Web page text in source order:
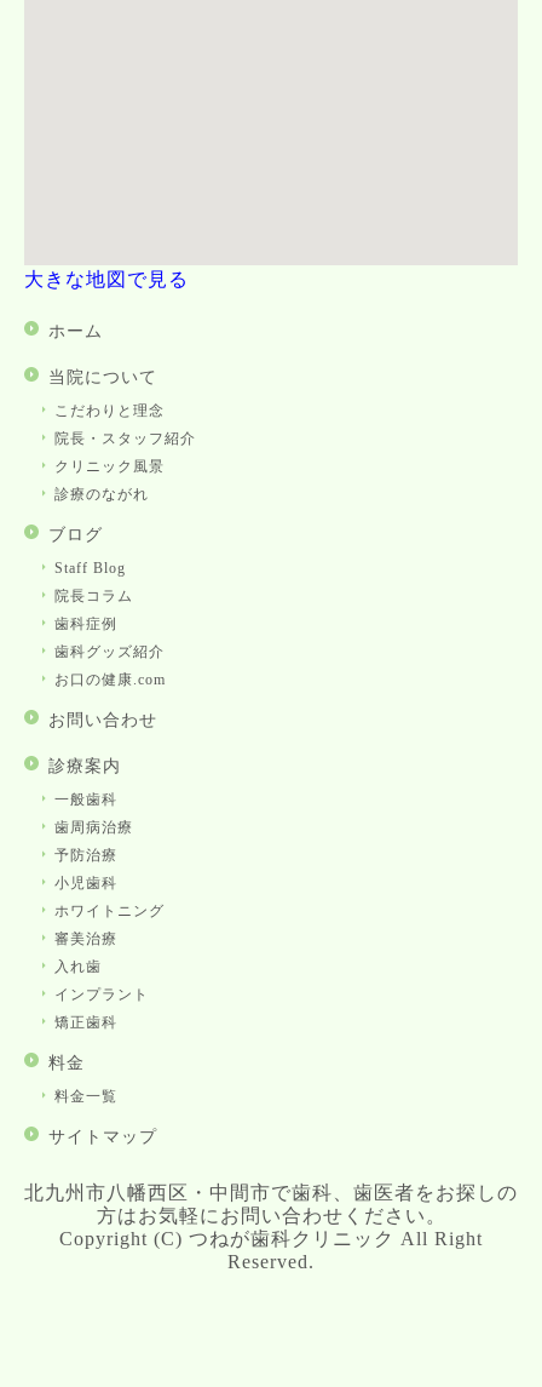
大きな地図で見る
ホーム
当院について
こだわりと理念
院長・スタッフ紹介
クリニック風景
診療のながれ
ブログ
Staff Blog
院長コラム
歯科症例
歯科グッズ紹介
お口の健康.com
お問い合わせ
診療案内
一般歯科
歯周病治療
予防治療
小児歯科
ホワイトニング
審美治療
入れ歯
インプラント
矯正歯科
料金
料金一覧
サイトマップ
北九州市八幡西区・中間市で歯科、歯医者をお探しの
方はお気軽にお問い合わせください。
Copyright (C) つねが歯科クリニック All Right
Reserved.